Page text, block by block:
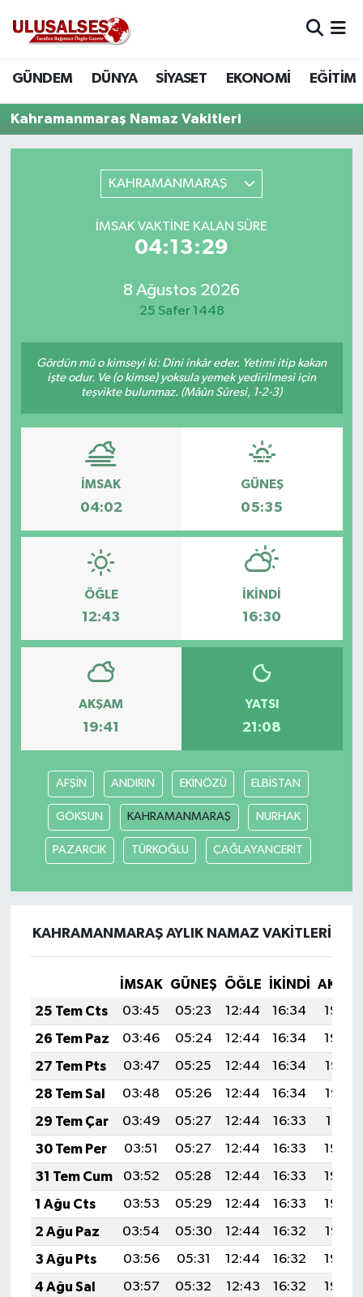
GÜNDEM DÜNYA SİYASET EKONOMİ EĞİTİM
Kahramanmaraş Namaz Vakitleri
KAHRAMANMARAŞ
İMSAK VAKTINE KALAN SÜRE
04:13:29
8 Ağustos 2026
25 Safer 1448
Gördün mü o kimseyi ki: Dini inkâr eder. Yetimi itip kakan
işte odur. Ve (o kimse) yoksula yemek yedirilmesi için
teşvikte bulunmaz. (Mâûn Sûresi, 1-2-3)
İMSAK
04:02
GÜNEŞ
05:35
ÖĞLE
12:43
İKINDI
16:30
AKŞAM
19:41
YATSI
21:08
AFŞİN ANDIRIN EKİNÖZÜ ELBİSTAN
GÖKSUN KAHRAMANMARAŞ NURHAK
PAZARCIK TÜRKOĞLU ÇAĞLAYANCERİT
KAHRAMANMARAŞ AYLIK NAMAZ VAKITLERI
İMSAK GÜNEŞ ÖĞLE İKINDI
25 Tem Cts
03:45 05:23 12:44 16:34
19:54
26 Tem Paz
03:46 05:24 12:44 16:34
19:54
27 Tem Pts
03:47 05:25 12:44 16:34
19:53
28 Tem Sal
03:48 05:26 12:44 16:34
19:52
29 Tem Çar
03:49 05:27 12:44 16:33
19:51
30 Tem Per
03:51 05:27 12:44 16:33
19:50
31 Tem Cum
03:52 05:28 12:44 16:33
19:49
1 Ağu Cts
03:53 05:29 12:44 16:33
19:48
2 Ağu Paz
03:54 05:30 12:44 16:32
19:47
3 Ağu Pts
03:56 05:31 12:44 16:32
19:46
4 Ağu Sal
03:57 05:32 12:43 16:32
19:45
DÜNYA
EKONOMİ
Trafik Durumu
Tüm Manşetler
Son Dakika Haberleri